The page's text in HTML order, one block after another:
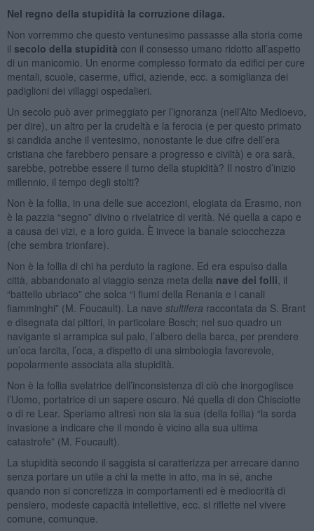
Nel regno della stupidità la corruzione dilaga.
Non vorremmo che questo ventunesimo passasse alla storia come
il secolo della stupidità con il consesso umano ridotto all’aspetto
di un manicomio. Un enorme complesso formato da edifici per cure
mentali, scuole, caserme, uffici, aziende, ecc. a somiglianza dei
padiglioni dei villaggi ospedalieri.
Un secolo può aver primeggiato per l’ignoranza (nell’Alto Medioevo,
per dire), un altro per la crudeltà e la ferocia (e per questo primato
si candida anche il ventesimo, nonostante le due cifre dell’era
cristiana che farebbero pensare a progresso e civiltà) e ora sarà,
sarebbe, potrebbe essere il turno della stupidità? Il nostro d’inizio
millennio, il tempo degli stolti?
Non è la follia, in una delle sue accezioni, elogiata da Erasmo, non
è la pazzia “segno” divino o rivelatrice di verità. Né quella a capo e
a causa dei vizi, e a loro guida. È invece la banale sciocchezza
(che sembra trionfare).
Non è la follia di chi ha perduto la ragione. Ed era espulso dalla
città, abbandonato al viaggio senza meta della nave dei folli , il
“battello ubriaco” che solca “i fiumi della Renania e i canali
fiamminghi” (M. Foucault). La nave stultifera raccontata da S. Brant
e disegnata dai pittori, in particolare Bosch; nel suo quadro un
navigante si arrampica sul palo, l’albero della barca, per prendere
un’oca farcita, l’oca, a dispetto di una simbologia favorevole,
popolarmente associata alla stupidità.
Non è la follia svelatrice dell’inconsistenza di ciò che inorgoglisce
l’Uomo, portatrice di un sapere oscuro. Né quella di don Chisciotte
o di re Lear. Speriamo altresì non sia la sua (della follia) “la sorda
invasione a indicare che il mondo è vicino alla sua ultima
catastrofe” (M. Foucault).
La stupidità secondo il saggista si caratterizza per arrecare danno
senza portare un utile a chi la mette in atto, ma in sé, anche
quando non si concretizza in comportamenti ed è mediocrità di
pensiero, modeste capacità intellettive, ecc. si riflette nel vivere
comune, comunque.